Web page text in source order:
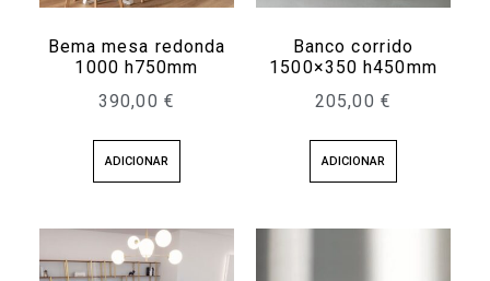
Bema mesa redonda
1000 h750mm
390,00 €
ADICIONAR
Banco corrido
1500×350 h450mm
205,00 €
ADICIONAR